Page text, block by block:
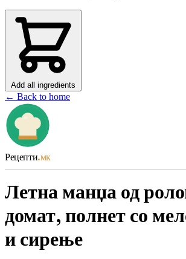
Add all ingredients
← Back to home
Рецепти.мк
Летна манџа од
домат, полнет со
и сирење